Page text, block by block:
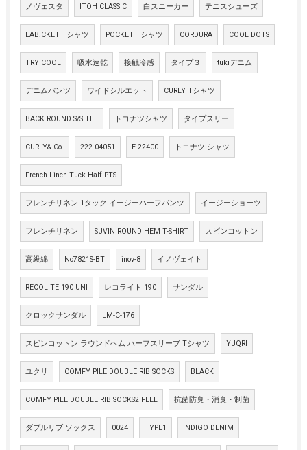
ノヴェスタ ITOH CLASSIC 白スニーカー テニスシューズ
LAB.CKET Tシャツ POCKET Tシャツ CORDURA COOL DOTS
TRY COOL 吸水速乾 接触冷感 タイプ３ tukiデニム
デニムパンツ ワイドシルエット CURLY Tシャツ
BACK ROUND S/S TEE トコナツシャツ タイプスリー
CURLY& Co. 222-04051 E-22400 トコナツ シャツ
French Linen Tuck Half PTS
フレンチリネン 1タック イージーハーフパンツ イージーショーツ
フレンチリネン SUVIN ROUND HEM T-SHIRT スビンコットン
高級綿 No7821S-BT inov-8 イノヴェイト
RECOLITE 190 UNI レコライト 190 サンダル
クロックサンダル LM-C-176
スビンコットン ラウンドヘム ハーフスリーブ Tシャツ YUQRI
ユクリ COMFY PILE DOUBLE RIB SOCKS BLACK
COMFY PILE DOUBLE RIB SOCKS2 FEEL 抗菌防臭・消臭・制菌
ダブルリブ ソックス 0024 TYPE1 INDIGO DENIM